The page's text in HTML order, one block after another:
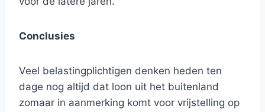
Conclusies
Veel belastingplichtigen denken heden ten
dage nog altijd dat loon uit het buitenland
zomaar in aanmerking komt voor vrijstelling op